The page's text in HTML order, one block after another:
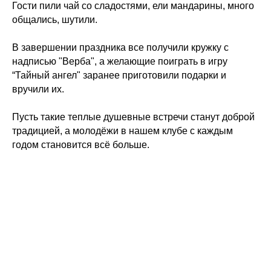
Гости пили чай со сладостями, ели мандарины, много
общались, шутили.
В завершении праздника все получили кружку с
надписью "Верба", а желающие поиграть в игру
“Тайный ангел" заранее приготовили подарки и
вручили их.
Пусть такие теплые душевные встречи станут доброй
традицией, а молодёжи в нашем клубе с каждым
годом становится всё больше.